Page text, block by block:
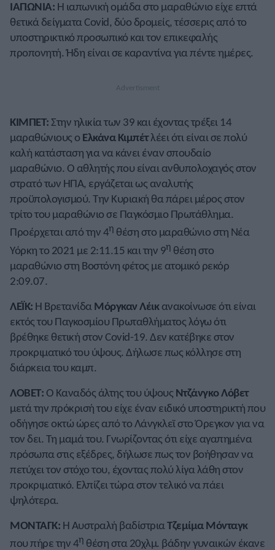
ΙΑΠΩΝΙΑ: Η ιαπωνική ομάδα στο μαραθώνιο είχε επτά
θετικά δείγματα Covid, δύο δρομείς, τέσσερις από το
υποστηρικτικό προσωπικό και τον επικεφαλής
προπονητή. Ήδη είναι σε καραντίνα για πέντε ημέρες.
ΚΙΜΠΕΤ:Στην ηλικία των 39 και έχοντας τρέξει 14
μαραθώνιους ο Ελκάνα Κιμπέτλέει ότι είναι σε πολύ
καλή κατάσταση για να κάνει έναν σπουδαίο
μαραθώνιο. Ο αθλητής που είναι ανθυπολοχαγός στον
στρατό των ΗΠΑ, εργάζεται ως αναλυτής
προϋπολογισμού. Την Κυριακή θα πάρει μέρος στον
τρίτο του μαραθώνιο σε Παγκόσμιο Πρωτάθλημα.
Προέρχεται από την 4η θέση στο μαραθώνιο στη Νέα
Υόρκη το 2021 με 2:11.15 και την 9η θέση στο
μαραθώνιο στη Βοστόνη φέτος με ατομικό ρεκόρ
2:09.07.
ΛΕΪΚ: Η ΒρετανίδαΜόργκαν Λέικανακοίνωσε ότι είναι
εκτός του Παγκοσμίου Πρωταθλήματος λόγω ότι
βρέθηκε θετική στον Covid-19. Δεν κατέβηκε στον
προκριματικό του ύψους. Δήλωσε πως κόλλησε στη
διάρκεια του καμπ.
ΛΟΒΕΤ: Ο Καναδός άλτης του ύψους Ντζάνγκο Λόβετ
μετά την πρόκρισή του είχε έναν ειδικό υποστηρικτή που
οδήγησε οκτώ ώρες από το Λάνγκλεϊ στο Όρεγκον για να
τον δει. Τη μαμά του. Γνωρίζοντας ότι είχε αγαπημένα
πρόσωπα στις εξέδρες, δήλωσε πως τον βοήθησαν να
πετύχει τον στόχο του, έχοντας πολύ λίγα λάθη στον
προκριματικό. Ελπίζει τώρα στον τελικό να πάει
ψηλότερα.
ΜΟΝΤΑΓΚ: Η Αυστραλή βαδίστριαΤζεμίμα Μόνταγκ
που πήρε την 4η θέση στα 20χλμ. βάδην γυναικών έκανε